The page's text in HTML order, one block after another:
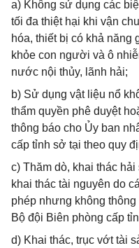
a) Không sử dụng các
tối đa thiệt hại khi vận
hóa, thiết bị có khả
khỏe con người và ô
nước nội thủy, lãnh hải;
b) Sử dụng vật liệu nổ
thẩm quyền phê duyệt
thông báo cho Ủy ban
cấp tỉnh sở tại theo quy
c) Thăm dò, khai thác
khai thác tài nguyên do
phép nhưng không
Bộ đội Biên phòng cấp
d) Khai thác, trục vớt tài